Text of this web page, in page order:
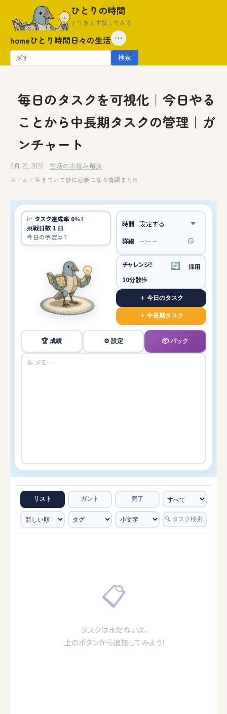
content
ひとりの時間
とりあえず試してみる
homeひとり時間日々の生活 ⋯
検
検索
毎日のタスクを可視化｜今日やる
ことから中長期タスクの管理｜ガ
ンチャート
6月 22, 2026 生活のお悩み解決
ホーム / 生きていて妙に必要になる情報まとめ
📈 タスク達成率 0％！
挑戦日数 1 日
今日の予定は？
時間
詳細
チャレンジ!
10分散歩
🔄️ 採用
＋ 今日のタスク
＋ 中長期タスク
🏆 成績 ⚙️ 設定 📦 パック
リスト ガント 完了
📋
タスクはまだないよ。
上のボタンから追加してみよう！